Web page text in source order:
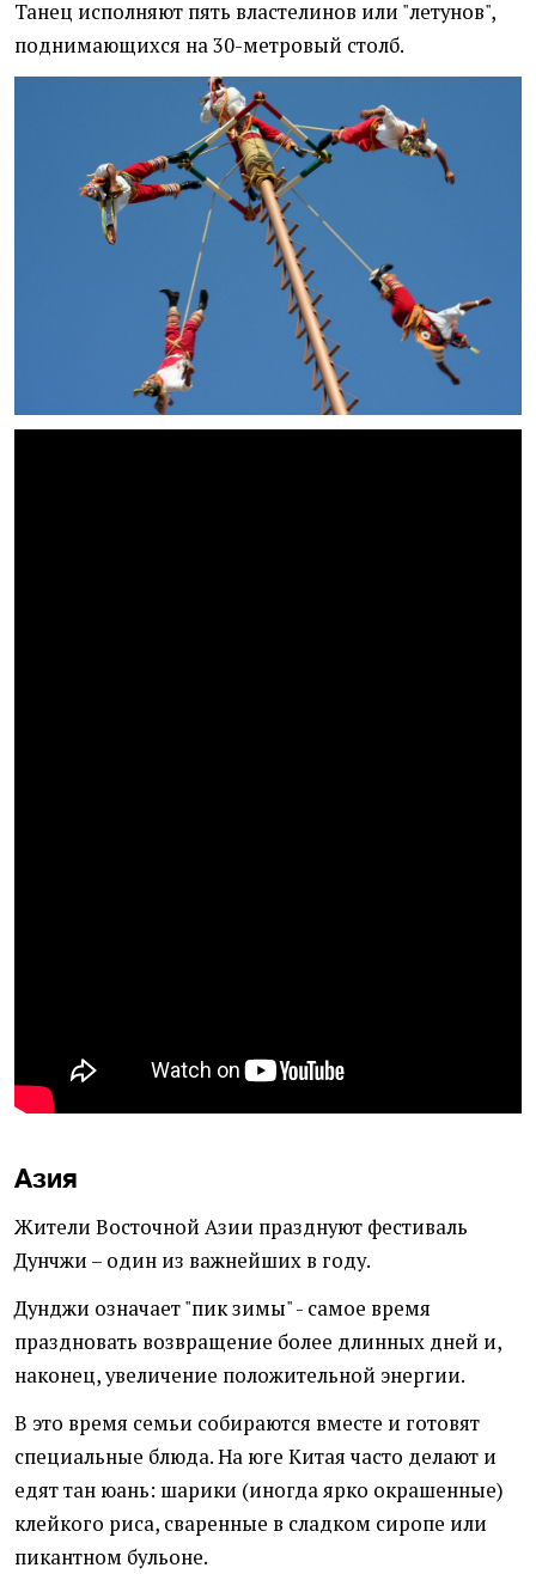
Танец исполняют пять властелинов или "летунов",
поднимающихся на 30-метровый столб.
Азия
Жители Восточной Азии празднуют фестиваль
Дунчжи – один из важнейших в году.
Дунджи означает "пик зимы" - самое время
праздновать возвращение более длинных дней и,
наконец, увеличение положительной энергии.
В это время семьи собираются вместе и готовят
специальные блюда. На юге Китая часто делают и
едят тан юань: шарики (иногда ярко окрашенные)
клейкого риса, сваренные в сладком сиропе или
пикантном бульоне.